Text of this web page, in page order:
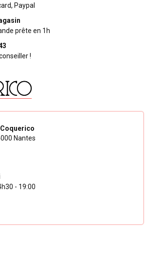
Paypal
prête en 1h
!
Nantes
- 19:00